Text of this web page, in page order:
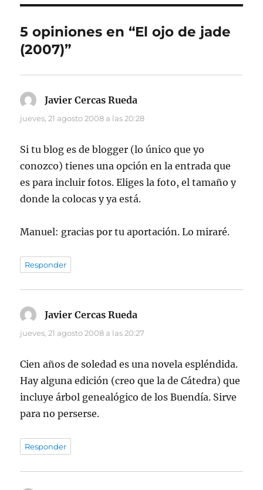
5 opiniones en “El ojo de jade
(2007)”
Javier Cercas Rueda
jueves, 21 agosto 2008 a las 20:28
Si tu blog es de blogger (lo único que yo
conozco) tienes una opción en la entrada que
es para incluir fotos. Eliges la foto, el tamaño y
donde la colocas y ya está.
Manuel: gracias por tu aportación. Lo miraré.
Responder
Javier Cercas Rueda
jueves, 21 agosto 2008 a las 20:27
Cien años de soledad es una novela espléndida.
Hay alguna edición (creo que la de Cátedra) que
incluye árbol genealógico de los Buendía. Sirve
para no perserse.
Responder